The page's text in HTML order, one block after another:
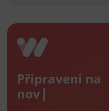
Připraveni na
nový e-sh